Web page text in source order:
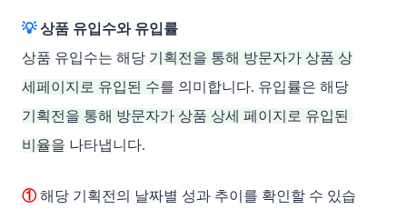
💡 상품 유입수와 유입률
상품 유입수는 해당 기획전을 통해 방문자가 상품 상
세페이지로 유입된 수
기획전을 통해 방문자가 상품 상세 페이지로 유입된
비율을 나타냅니다.
① 해당 기획전의 날짜별 성과 추이를 확인할 수 있습